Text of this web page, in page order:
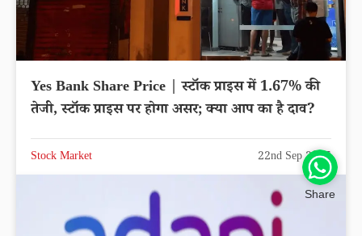
Yes Bank Share Price | स्टॉक प्राइस में 1.67% की
तेजी, स्टॉक प्राइस पर होगा असर; क्या आप का है दाव?
Stock Market 22nd Sep 2025
Share